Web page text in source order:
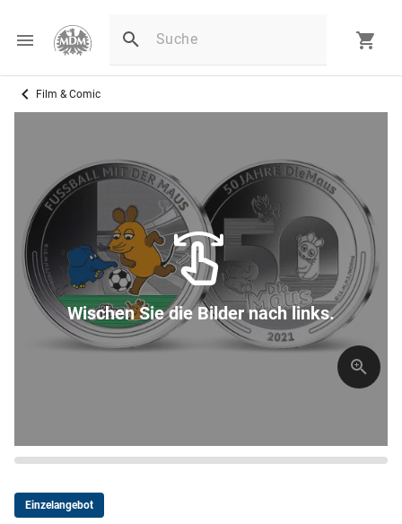
Film & Comic
Wischen Sie die Bilder nach links.
Einzelangebot